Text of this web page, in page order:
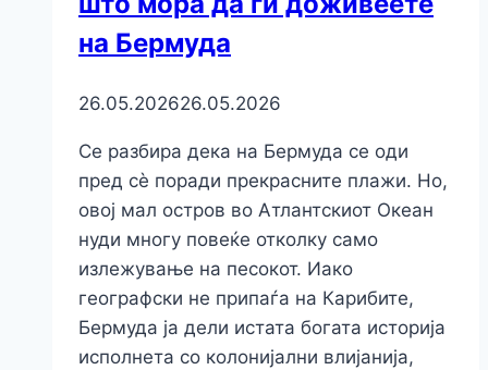
на Бермуда
26.05.202626.05.2026
Се разбира дека на Бермуда се оди
пред сè поради прекрасните плажи. Но,
овој мал остров во Атлантскиот Океан
нуди многу повеќе отколку само
излежување на песокот. Иако
географски не припаѓа на Карибите,
Бермуда ја дели истата богата историја
исполнета со колонијални влијанија,